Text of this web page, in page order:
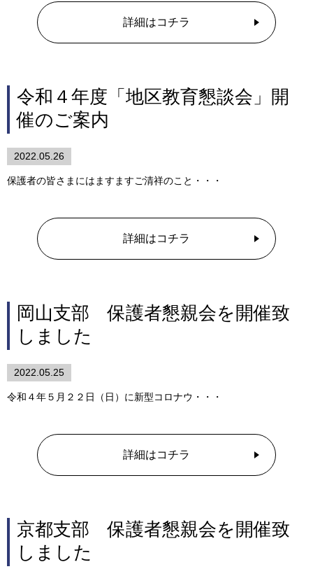
詳細はコチラ
令和４年度「地区教育懇談会」開
催のご案内
2022.05.26
保護者の皆さまにはますますご清祥のこと・・・
詳細はコチラ
岡山支部 保護者懇親会を開催致
しました
2022.05.25
令和４年５月２２日（日）に新型コロナウ・・・
詳細はコチラ
京都支部 保護者懇親会を開催致
しました